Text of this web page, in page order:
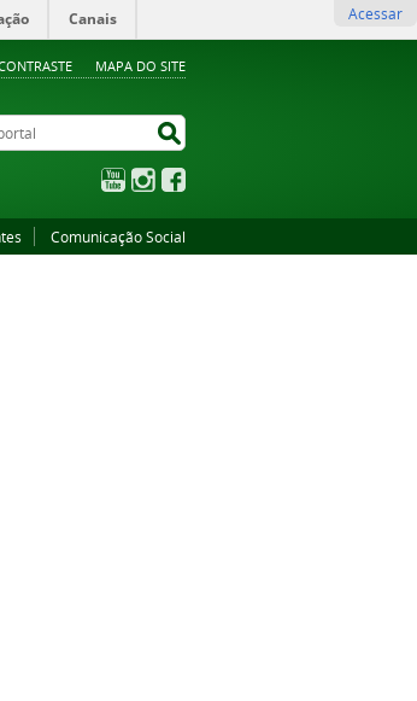
MAPA DO SITE
Canais Acessar
YouTubeInstagram
Comunicação Social